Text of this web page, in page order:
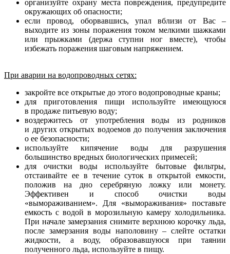
организуйте охрану места повреждения, предупредите
окружающих об опасности;
если провод, оборвавшись, упал вблизи от Вас –
выходите из зоны поражения током мелкими шажками
или прыжками (держа ступни ног вместе), чтобы
избежать поражения шаговым напряжением.
При аварии на водопроводных сетях:
закройте все открытые до этого водопроводные краны;
для приготовления пищи используйте имеющуюся
в продаже питьевую воду;
воздержитесь от употребления воды из родников
и других открытых водоемов до получения заключения
о ее безопасности;
используйте кипячение воды для разрушения
большинство вредных биологических примесей;
для очистки воды используйте бытовые фильтры,
отстаивайте ее в течение суток в открытой емкости,
положив на дно серебряную ложку или монету.
Эффективен и способ очистки воды
«вымораживанием». Для «вымораживания» поставьте
емкость с водой в морозильную камеру холодильника.
При начале замерзания снимите верхнюю корочку льда,
после замерзания воды наполовину – слейте остатки
жидкости, а воду, образовавшуюся при таянии
полученного льда, используйте в пищу.